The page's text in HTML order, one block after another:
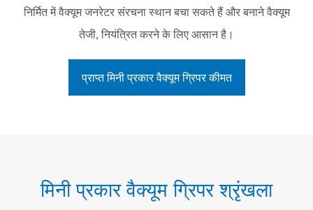
निर्मित में वैक्यूम जनरेटर संरचना स्थान बचा सकते हैं और बनाने वैक्यूम
तेजी, नियंत्रित करने के लिए आसान है।
प्राप्त मिनी प्रकार वैक्यूम ग्रिपर कीमत
मिनी प्रकार वैक्यूम ग्रिपर श्रृंखला